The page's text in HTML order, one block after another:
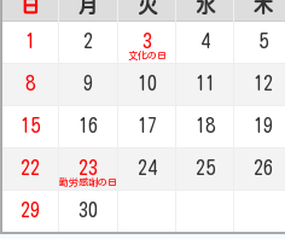
日 月 火 水 木
1
2 3
文化の日
4 5
8 9 10 11 12
15 16 17 18 19
22 23
勤労感謝の日
24 25 26
29 30